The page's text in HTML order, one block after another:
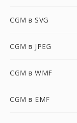
CGM в SVG
CGM в JPEG
CGM в WMF
CGM в EMF